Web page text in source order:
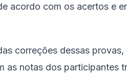
acordo com os acertos e
correções dessas provas,
as notas dos participantes